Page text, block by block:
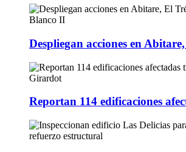
Despliegan acciones en
Reportan 114 edificaciones